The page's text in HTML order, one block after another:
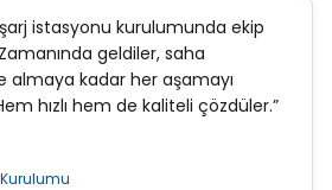
istasyonu kurulumunda ekip
geldiler, saha
kadar her aşamayı
hızlı hem de kaliteli çözdüler.”